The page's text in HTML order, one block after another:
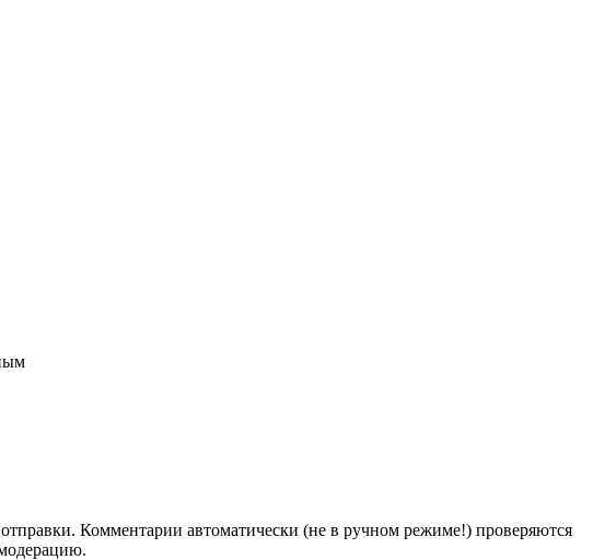
Комментарии автоматически (не в ручном режиме!) проверяются